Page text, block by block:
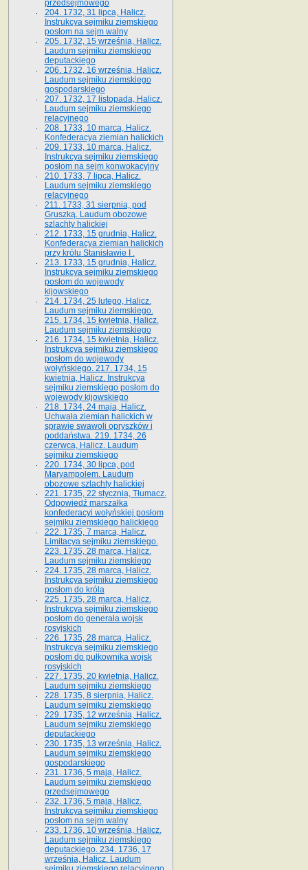
przedsejmowego
204. 1732, 31 lipca, Halicz.
Instrukcya sejmiku ziemskiego
posłom na sejm walny
205. 1732, 15 września, Halicz.
Laudum sejmiku ziemskiego
deputackiego
206. 1732, 16 września, Halicz.
Laudum sejmiku ziemskiego
gospodarskiego
207. 1732, 17 listopada, Halicz.
Laudum sejmiku ziemskiego
relacyjnego
208. 1733, 10 marca, Halicz.
Konfederacya ziemian halickich­
209. 1733, 10 marca, Halicz.
Instrukcya sejmiku ziemskiego
posłom na sejm konwokacyjny
210. 1733, 7 lipca, Halicz.
Laudum sejmiku ziemskiego
relacyjnego
211. 1733, 31 sierpnia, pod
Gruszką. Laudum obozowe
szlachty halickiej
212. 1733, 15 grudnia, Halicz.
Konfederacya ziemian halickich
przy królu Stanisławie I .
213. 1733, 15 grudnia, Halicz.
Instrukcya sejmiku ziemskiego
posłom do wojewody
kijowskiego
214. 1734, 25 lutego, Halicz.
Laudum sejmiku ziemskiego.
215. 1734, 15 kwietnia, Halicz.
Laudum sejmiku ziemskiego
216. 1734, 15 kwietnia, Halicz.
Instrukcya sejmiku ziemskiego
posłom do wojewody
wołyńskiego. 217. 1734, 15
kwietnia, Halicz. Instrukcya
sejmiku ziemskiego posłom do
wojewody kijowskiego
218. 1734, 24 maja, Halicz.
Uchwała ziemian halickich w
sprawie swawoli opryszków i
poddaństwa. 219. 1734, 26
czerwca, Halicz. Laudum
sejmiku ziemskiego
220. 1734, 30 lipca, pod
Maryampolem. Laudum
obozowe szlachty halickiej
221. 1735, 22 stycznia, Tłumacz.
Odpowiedź marszałka
konfederacyi wołyńskiej posłom
sejmiku ziemskiego halickiego
222. 1735, 7 marca, Halicz.
Limitacya sejmiku ziemskiego.
223. 1735, 28 marca, Halicz.
Laudum sejmiku ziemskiego
224. 1735, 28 marca, Halicz.
Instrukcya sejmiku ziemskiego
posłom do króla
225. 1735, 28 marca, Halicz.
Instrukcya sejmiku ziemskiego
posłom do generała wojsk
rosyjskich
226. 1735, 28 marca, Halicz.
Instrukcya sejmiku ziemskiego
posłom do pułkownika wojsk
rosyjskich
227. 1735, 20 kwietnia, Halicz.
Laudum sejmiku ziemskiego
228. 1735, 8 sierpnia, Halicz.
Laudum sejmiku ziemskiego
229. 1735, 12 września, Halicz.
Laudum sejmiku ziemskiego
deputackiego
230. 1735, 13 września, Halicz.
Laudum sejmiku ziemskiego
gospodarskiego
231. 1736, 5 maja, Halicz.
Laudum sejmiku ziemskiego
przedsejmowego
232. 1736, 5 maja, Halicz.
Instrukcya sejmiku ziemskiego
posłom na sejm walny
233. 1736, 10 września, Halicz.
Laudum sejmiku ziemskiego
deputackiego. 234. 1736, 17
września, Halicz. Laudum